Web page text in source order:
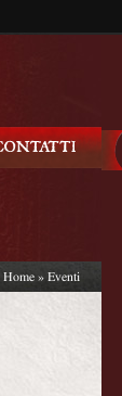
Home » Eventi